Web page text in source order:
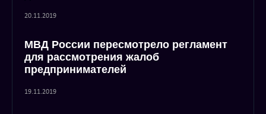
20.11.2019
МВД России пересмотрело регламент
для рассмотрения жалоб
предпринимателей
19.11.2019